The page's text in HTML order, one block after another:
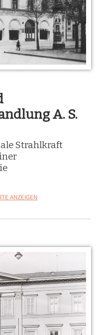
A. S.
Strahlkraft
ANZEIGEN